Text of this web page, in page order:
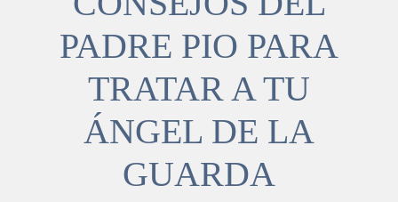
PADRE PIO PARA
TRATAR A TU
ÁNGEL DE LA
GUARDA